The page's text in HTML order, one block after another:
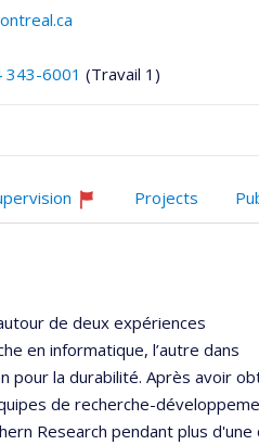
343-6001 (Travail 1)
Currently
Projects
de deux expériences
en informatique, l’autre dans
pour la durabilité. Après avoir
de recherche-
Research pendant plus d'une